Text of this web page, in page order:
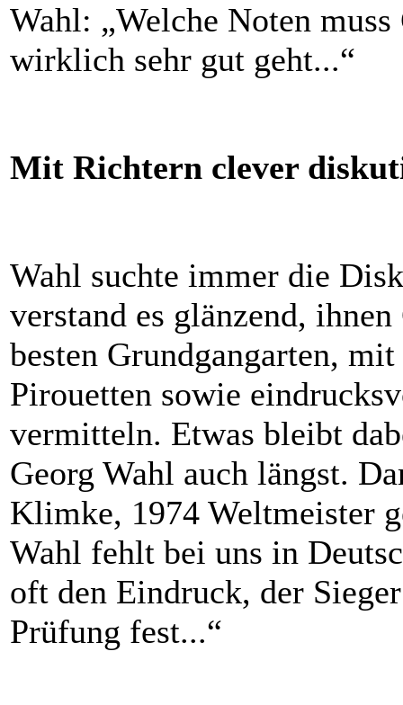
Wahl: „Welche Noten
wirklich sehr gut geht...“
Mit Richtern clever
Wahl suchte immer die
verstand es glänzend,
besten Grundgangarten,
Pirouetten sowie
vermitteln. Etwas bleibt
Georg Wahl auch längst.
Klimke, 1974 Weltmeister
Wahl fehlt bei uns in
oft den Eindruck, der
Prüfung fest...“